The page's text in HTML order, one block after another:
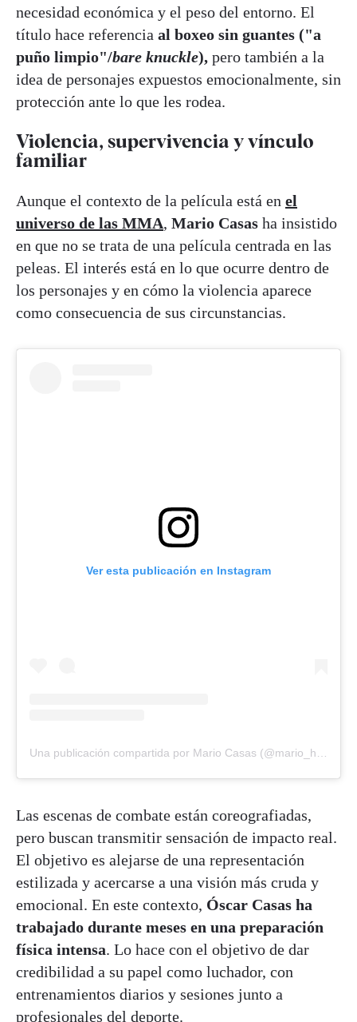
necesidad económica y el peso del entorno. El
título hace referencia al boxeo sin guantes ("a
puño limpio"/bare knuckle), pero también a la
idea de personajes expuestos emocionalmente, sin
protección ante lo que les rodea.
Violencia, supervivencia y vínculo
familiar
Aunque el contexto de la película está en el
universo de las MMA, Mario Casas ha insistido
en que no se trata de una película centrada en las
peleas. El interés está en lo que ocurre dentro de
los personajes y en cómo la violencia aparece
como consecuencia de sus circunstancias.
Ver esta publicación en Instagram
Las escenas de combate están coreografiadas,
pero buscan transmitir sensación de impacto real.
El objetivo es alejarse de una representación
estilizada y acercarse a una visión más cruda y
emocional. En este contexto, Óscar Casas ha
trabajado durante meses en una preparación
física intensa. Lo hace con el objetivo de dar
credibilidad a su papel como luchador, con
entrenamientos diarios y sesiones junto a
profesionales del deporte.